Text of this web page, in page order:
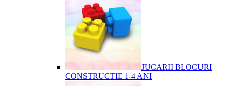
JUCARII BLOCURI
CONSTRUCTIE 1-4 ANI